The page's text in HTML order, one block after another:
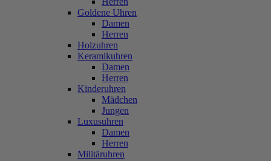
Goldene Uhren
Damen
Herren
Holzuhren
Keramikuhren
Damen
Herren
Kinderuhren
Mädchen
Jungen
Luxusuhren
Damen
Herren
Militäruhren